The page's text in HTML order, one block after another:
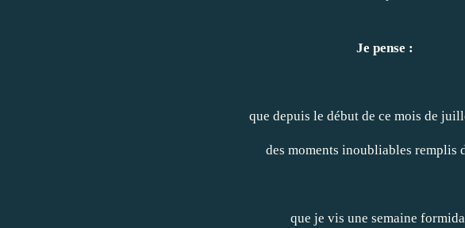
Je pense :
que depuis le début de ce mois de
des moments inoubliables remplis
que je vis une semaine